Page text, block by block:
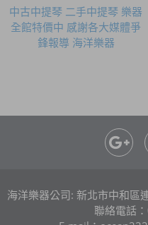
中古中提琴 二手中提琴 樂器
全館特價中 感謝各大媒體爭
鋒報導 海洋樂器
海洋樂器公司: 新北市中和
聯絡電話